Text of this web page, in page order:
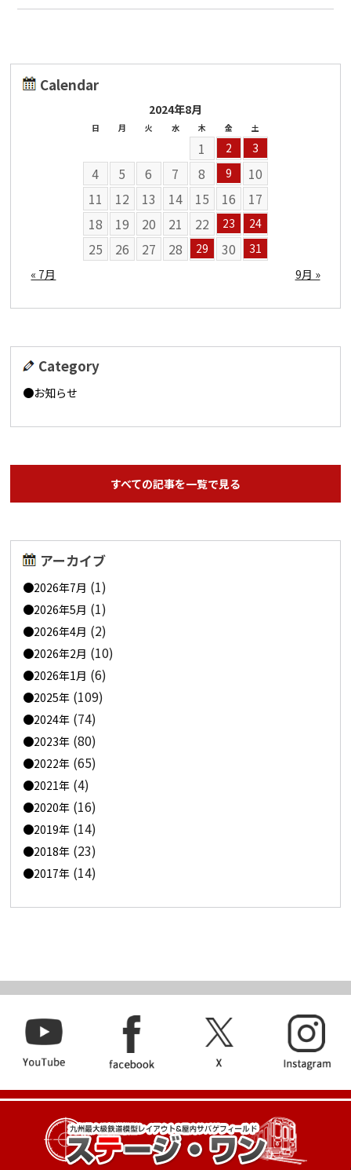
Calendar
2024年8月
日 月 火 水 木 金 土
1 2 3
4 5 6 7 8 9
10
11
12 13 14 15 16
17
18
19 20 21 22 23 24
25 26 27 28 29 30
31
« 7月
9月 »
Category
お知らせ
すべての記事を一覧で見る
アーカイブ
2026年7月 (1)
2026年5月 (1)
2026年4月 (2)
2026年2月 (10)
2026年1月 (6)
2025年 (109)
2024年 (74)
2023年 (80)
2022年 (65)
2021年 (4)
2020年 (16)
2019年 (14)
2018年 (23)
2017年 (14)